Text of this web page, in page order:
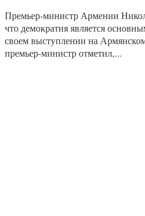
Премьер-министр Армении
что демократия является
своем выступлении на
премьер-министр отметил,...